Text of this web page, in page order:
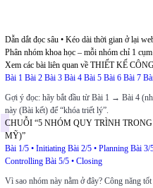
Dẫn dắt đọc sâu • Kéo dài thời gian ở lại
Phân nhóm khoa học – mỗi nhóm chỉ 1
Xem các bài liên quan về THIẾT KẾ
Bài 1 Bài 2 Bài 3 Bài 4 Bài 5 Bài 6 Bài 7
Gợi ý đọc: hãy bắt đầu từ Bài 1 → Bài 4
này (Bài kết) để “khóa triết lý”.
CHUỖI “5 NHÓM QUY TRÌNH
MỸ)”
Bài 1/5 • Initiating Bài 2/5 • Planning Bài 3/
Controlling Bài 5/5 • Closing
Vì sao nhóm này nằm ở đây? Công năng